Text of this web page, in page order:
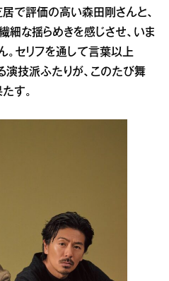
で評価の高い森田剛さんと、
な揺らめきを感じさせ、いま
。セリフを通して言葉以上
演技派ふたりが、このたび舞
す。